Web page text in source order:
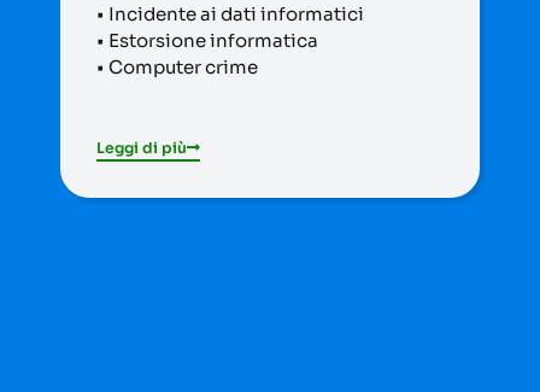
• Incidente ai dati informatici
• Estorsione informatica
• Computer crime
Leggi di più